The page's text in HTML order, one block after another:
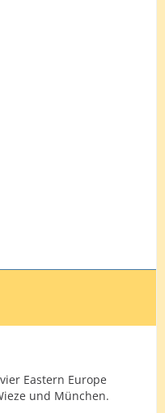
Eastern Europe
und München.